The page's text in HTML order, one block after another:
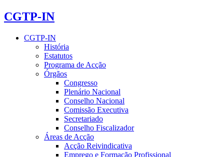
CGTP-IN
CGTP-IN
História
Estatutos
Programa de Acção
Órgãos
Congresso
Plenário Nacional
Conselho Nacional
Comissão Executiva
Secretariado
Conselho Fiscalizador
Áreas de Acção
Acção Reivindicativa
Emprego e Formação Profissional